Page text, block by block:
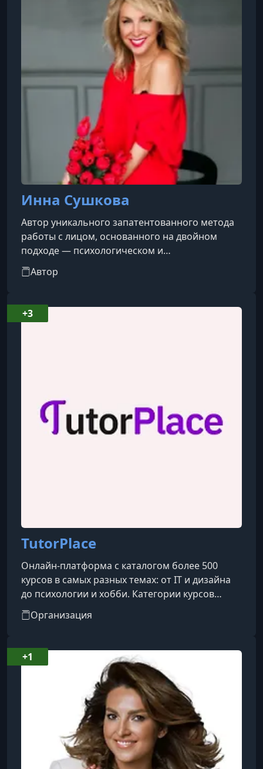
Инна Сушкова
Автор уникального запатентованного метода
работы с лицом, основанного на двойном
подходе — психологическом и
физиологическом. Патент «Способ коррекции
возрастных изменений и система для его
авторские тренинги, консультации и коучинг,
её программы прошли свыше 10 000 женщин в
Автор
TutorPlace
Онлайн-платформа с каталогом более 500
курсов в самых разных темах: от IT и дизайна
до психологии и хобби. Категории курсов
охватывают такие направления, как IT, бизнес,
дизайн, психология, творчество, блогинг, уход
Организация
+3
+1